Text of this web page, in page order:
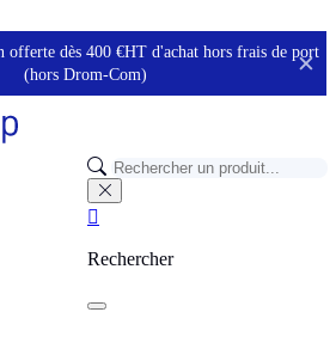
offerte dès 400 €HT d'achat hors frais de port
(hors Drom-Com)
✕

Rechercher